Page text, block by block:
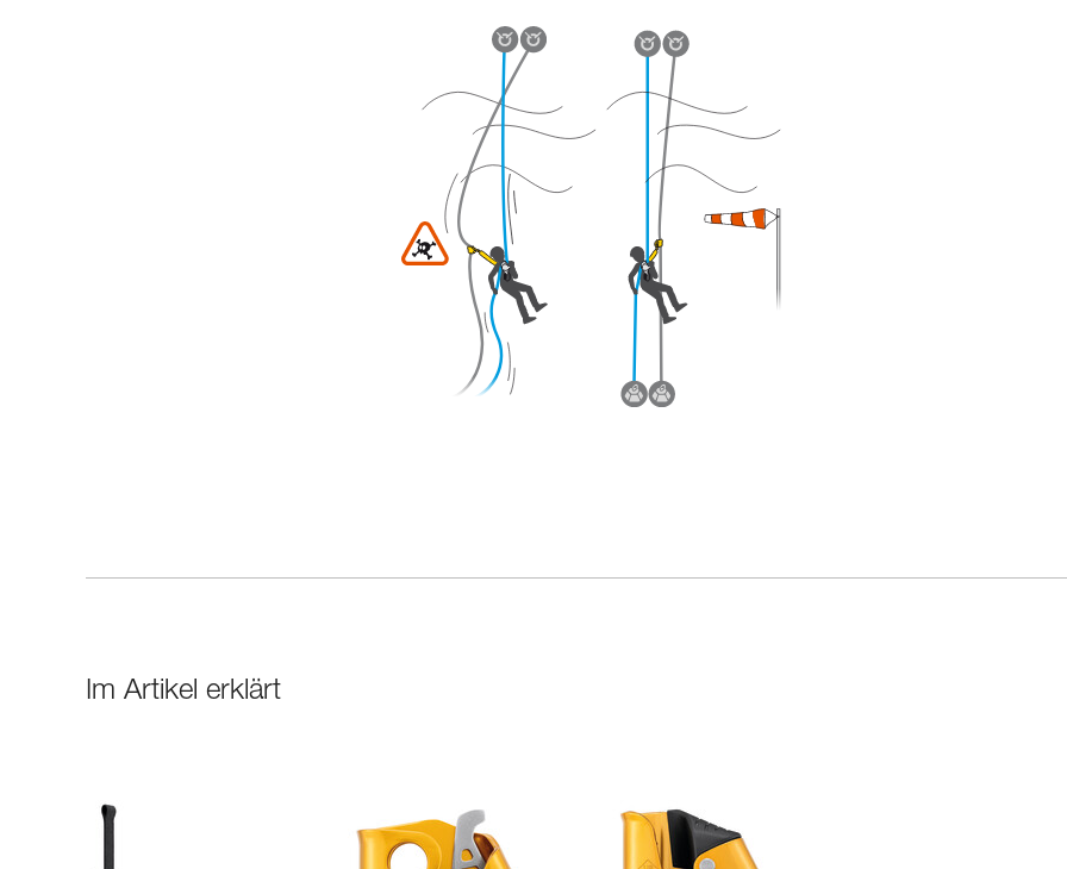
Im Artikel erklärt